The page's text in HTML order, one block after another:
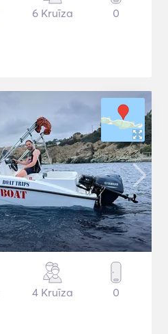
6 Kruīza 0
4 Kruīza 0